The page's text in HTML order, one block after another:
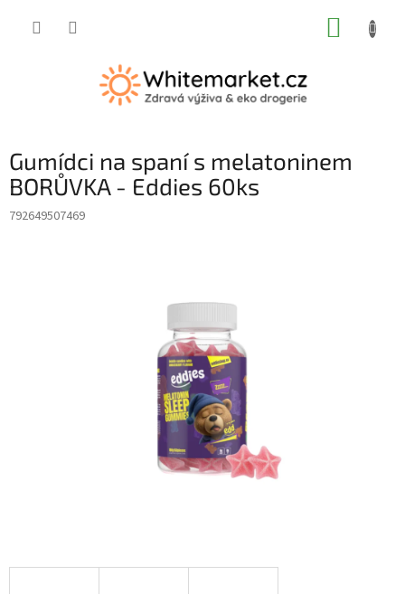
Gumídci na spaní s melatoninem
BORŮVKA - Eddies 60ks
792649507469